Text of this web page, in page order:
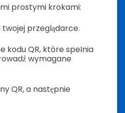
prostymi krokami:
twojej przeglądarce.
kodu QR, które spełnia
wymagane
QR, a następnie